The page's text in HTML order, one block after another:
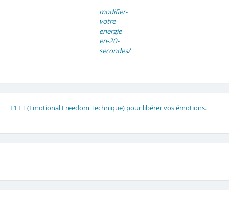
modifier-
votre-
energie-
en-20-
secondes/
L’EFT (Emotional Freedom Technique) pour libérer vos émotions.